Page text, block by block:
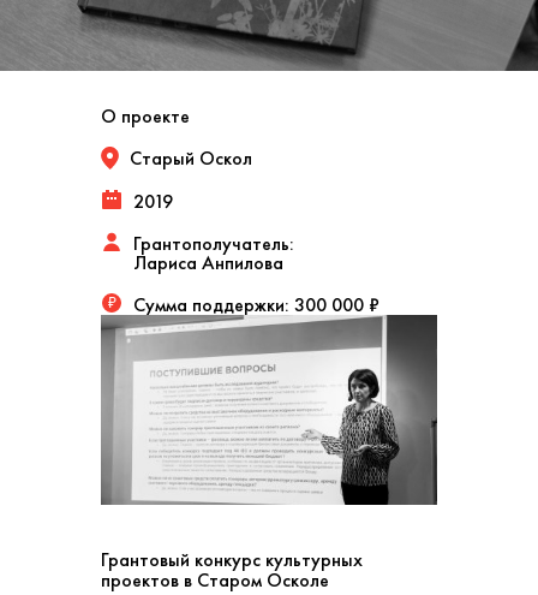
Грантовый конкурс культурных
проектов в Старом Осколе
О проекте
Старый Оскол
2019
Грантополучатель:
Лариса Анпилова
₽ Сумма поддержки: 300 000 ₽